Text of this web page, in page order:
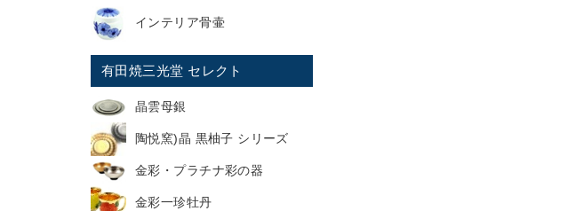
インテリア骨壷
有田焼三光堂 セレクト
晶雲母銀
陶悦窯)晶 黒柚子 シリーズ
金彩・プラチナ彩の器
金彩一珍牡丹